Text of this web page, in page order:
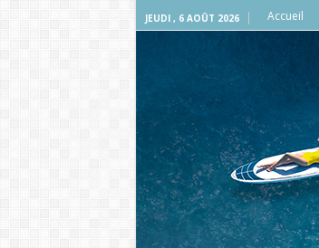
JEUDI , 6 AOÛT 2026 Accueil